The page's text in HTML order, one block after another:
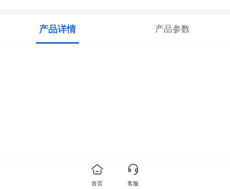
产品详情 产品参数
首页 客服